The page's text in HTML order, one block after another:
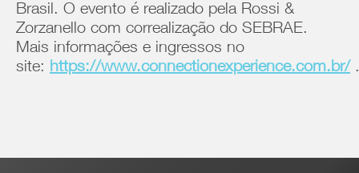
Brasil. O evento é realizado pela Rossi &
Zorzanello com correalização do SEBRAE.
Mais informações e ingressos no
site: https://www.connectionexperience.com.br/ .